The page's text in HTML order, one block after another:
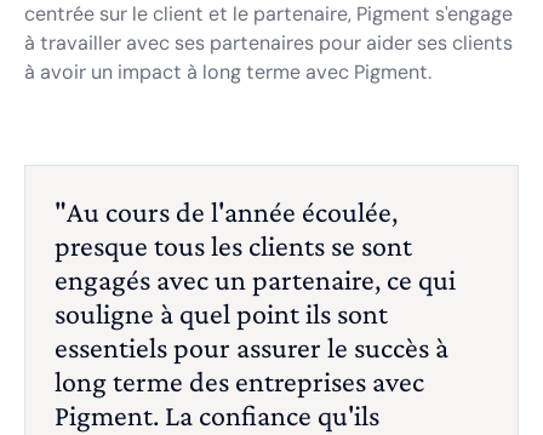
centrée sur le client et le partenaire, Pigment s'engage
à travailler avec ses partenaires pour aider ses clients
à avoir un impact à long terme avec Pigment.
"Au cours de l'année écoulée,
presque tous les clients se sont
engagés avec un partenaire, ce qui
souligne à quel point ils sont
essentiels pour assurer le succès à
long terme des entreprises avec
Pigment. La confiance qu'ils